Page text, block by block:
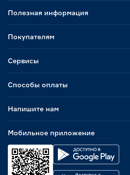
Способы оплаты
Мобильное приложение
Полезная информация
Покупателям
Сервисы
Напишите нам